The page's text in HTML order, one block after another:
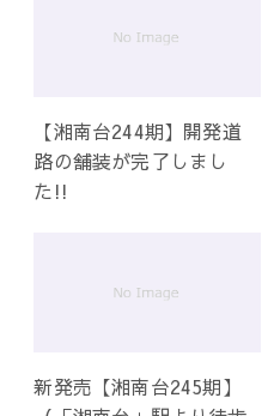
【湘南台244期】開発道
路の舗装が完了しまし
た!!
新発売【湘南台245期】